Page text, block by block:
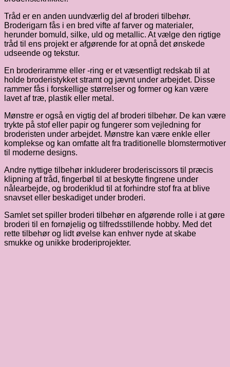
Tråd er en anden uundværlig del af broderi tilbehør.
Broderigarn fås i en bred vifte af farver og materialer,
herunder bomuld, silke, uld og metallic. At vælge den rigtige
tråd til ens projekt er afgørende for at opnå det ønskede
udseende og tekstur.
En broderiramme eller -ring er et væsentligt redskab til at
holde broderistykket stramt og jævnt under arbejdet. Disse
rammer fås i forskellige størrelser og former og kan være
lavet af træ, plastik eller metal.
Mønstre er også en vigtig del af broderi tilbehør. De kan være
trykte på stof eller papir og fungerer som vejledning for
broderisten under arbejdet. Mønstre kan være enkle eller
komplekse og kan omfatte alt fra traditionelle blomstermotiver
til moderne designs.
Andre nyttige tilbehør inkluderer broderiscissors til præcis
klipning af tråd, fingerbøl til at beskytte fingrene under
nålearbejde, og broderiklud til at forhindre stof fra at blive
snavset eller beskadiget under broderi.
Samlet set spiller broderi tilbehør en afgørende rolle i at gøre
broderi til en fornøjelig og tilfredsstillende hobby. Med det
rette tilbehør og lidt øvelse kan enhver nyde at skabe
smukke og unikke broderiprojekter.